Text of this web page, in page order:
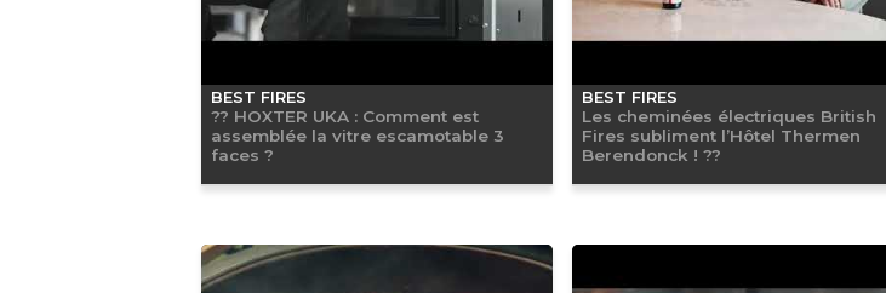
BEST FIRES
?? HOXTER UKA : Comment est
assemblée la vitre escamotable 3
faces ?
BEST FIRES
Les cheminées électriques British
Fires subliment l’Hôtel Thermen
Berendonck ! ??